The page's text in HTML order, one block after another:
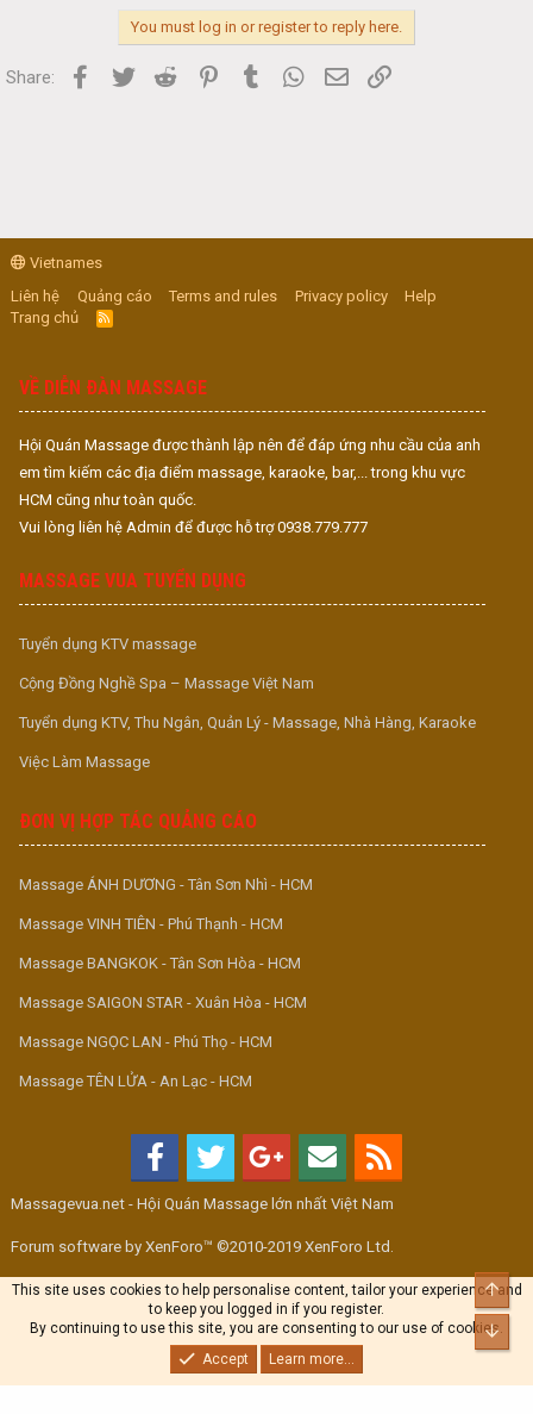
You must log in or register to reply here.
Share: Facebook
Twitter Reddit PinterestTumblr WhatsApp
Email
Vietnames
Liên hệ
Quảng cáo Terms and rules Privacy policy
Help
Trang chủ
R
S
VỀ DIỄN ĐÀN MASSAGE
Hội Quán Massage được thành lập nên để đáp ứng nhu cầu của anh
em tìm kiếm các địa điểm massage, karaoke, bar,... trong khu vực
HCM cũng như toàn quốc.
Vui lòng liên hệ Admin để được hỗ trợ 0938.779.777
MASSAGE VUA TUYỂN DỤNG
Tuyển dụng KTV massage
Cộng Đồng Nghề Spa – Massage Việt Nam
Tuyển dụng KTV, Thu Ngân, Quản Lý - Massage, Nhà Hàng, Karaoke
Việc Làm Massage
ĐƠN VỊ HỢP TÁC QUẢNG CÁO
Massage ÁNH DƯƠNG - Tân Sơn Nhì - HCM
Massage VINH TIÊN - Phú Thạnh - HCM
Massage BANGKOK - Tân Sơn Hòa - HCM
Massage SAIGON STAR - Xuân Hòa - HCM
Massage NGỌC LAN - Phú Thọ - HCM
Massage TÊN LỬA - An Lạc - HCM
Massagevua.net - Hội Quán Massage lớn nhất Việt Nam
Forum software by XenForo™ ©2010-2019 XenForo Ltd.
This site uses cookies to help personalise content, tailor your experience and
to keep you logged in if you register.
By continuing to use this site, you are consenting to our use of cookies.
Accept
Learn more...
Top